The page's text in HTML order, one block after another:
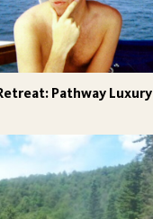
Pathway Luxury